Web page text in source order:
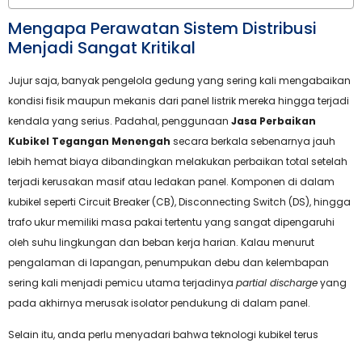
Mengapa Perawatan Sistem Distribusi
Menjadi Sangat Kritikal
Jujur saja, banyak pengelola gedung yang sering kali mengabaikan
kondisi fisik maupun mekanis dari panel listrik mereka hingga terjadi
kendala yang serius. Padahal, penggunaan Jasa Perbaikan
Kubikel Tegangan Menengah secara berkala sebenarnya jauh
lebih hemat biaya dibandingkan melakukan perbaikan total setelah
terjadi kerusakan masif atau ledakan panel. Komponen di dalam
kubikel seperti Circuit Breaker (CB), Disconnecting Switch (DS), hingga
trafo ukur memiliki masa pakai tertentu yang sangat dipengaruhi
oleh suhu lingkungan dan beban kerja harian. Kalau menurut
pengalaman di lapangan, penumpukan debu dan kelembapan
sering kali menjadi pemicu utama terjadinya partial dischargeyang
pada akhirnya merusak isolator pendukung di dalam panel.
Selain itu, anda perlu menyadari bahwa teknologi kubikel terus